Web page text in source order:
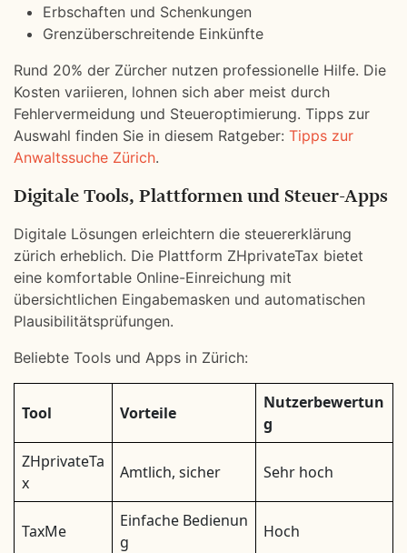
Erbschaften und Schenkungen
Grenzüberschreitende Einkünfte
Rund 20% der Zürcher nutzen professionelle Hilfe. Die
Kosten variieren, lohnen sich aber meist durch
Fehlervermeidung und Steueroptimierung. Tipps zur
Auswahl finden Sie in diesem Ratgeber: Tipps zur
Anwaltssuche Zürich.
Digitale Tools, Plattformen und Steuer-Apps
Digitale Lösungen erleichtern die steuererklärung
zürich erheblich. Die Plattform ZHprivateTax bietet
eine komfortable Online-Einreichung mit
übersichtlichen Eingabemasken und automatischen
Plausibilitätsprüfungen.
Beliebte Tools und Apps in Zürich:
Tool Vorteile
Nutzerbewertun
g
ZHprivateTa
x
Amtlich, sicher Sehr hoch
TaxMe
Einfache Bedienun
g
Hoch